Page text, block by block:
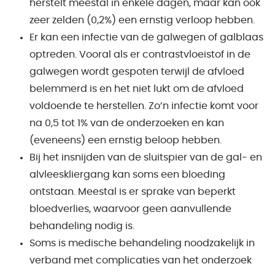
herstelt meestal in enkele dagen, maar kan ook
zeer zelden (0,2%) een ernstig verloop hebben.
Er kan een infectie van de galwegen of galblaas
optreden. Vooral als er contrastvloeistof in de
galwegen wordt gespoten terwijl de afvloed
belemmerd is en het niet lukt om de afvloed
voldoende te herstellen. Zo’n infectie komt voor
na 0,5 tot 1% van de onderzoeken en kan
(eveneens) een ernstig beloop hebben.
Bij het insnijden van de sluitspier van de gal- en
alvleeskliergang kan soms een bloeding
ontstaan. Meestal is er sprake van beperkt
bloedverlies, waarvoor geen aanvullende
behandeling nodig is.
Soms is medische behandeling noodzakelijk in
verband met complicaties van het onderzoek